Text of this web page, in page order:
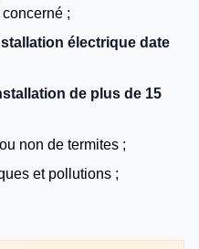
;
électrique date
de plus de 15
non de termites ;
et pollutions ;